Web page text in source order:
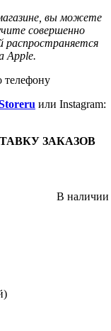
вы можете
совершенно
распространяется
Apple.
телефону
или Instagram:
ЗАКАЗОВ
В наличии